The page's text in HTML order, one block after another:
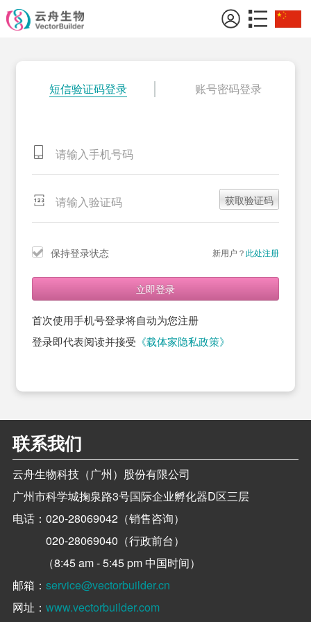
短信验证码登录 账号密码登录
获取验证码
保持登录状态 新用户？ 此处注册
立即登录
首次使用手机号登录将自动为您注册
登录即代表阅读并接受 《载体家隐私政策》
联系我们
云舟生物科技（广州）股份有限公司
广州市科学城掬泉路3号国际企业孵化器D区三层
电话：020-28069042（销售咨询）
020-28069040（行政前台）
（8:45 am - 5:45 pm 中国时间）
邮箱：service@vectorbuilder.cn
网址：www.vectorbuilder.com